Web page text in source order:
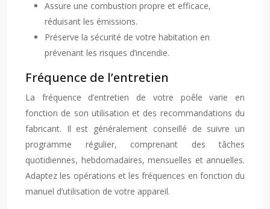
Assure une combustion propre et efficace,
réduisant les émissions.
Préserve la sécurité de votre habitation en
prévenant les risques d’incendie.
Fréquence de l’entretien
La fréquence d’entretien de votre poêle varie en
fonction de son utilisation et des recommandations du
fabricant. Il est généralement conseillé de suivre un
programme régulier, comprenant des tâches
quotidiennes, hebdomadaires, mensuelles et annuelles.
Adaptez les opérations et les fréquences en fonction du
manuel d’utilisation de votre appareil.